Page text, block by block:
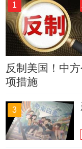
1
反制美国！中
项措施
3